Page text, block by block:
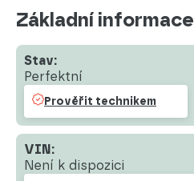
Základní informace
Stav:
Perfektní
Prověřit technikem
VIN:
Není k dispozici